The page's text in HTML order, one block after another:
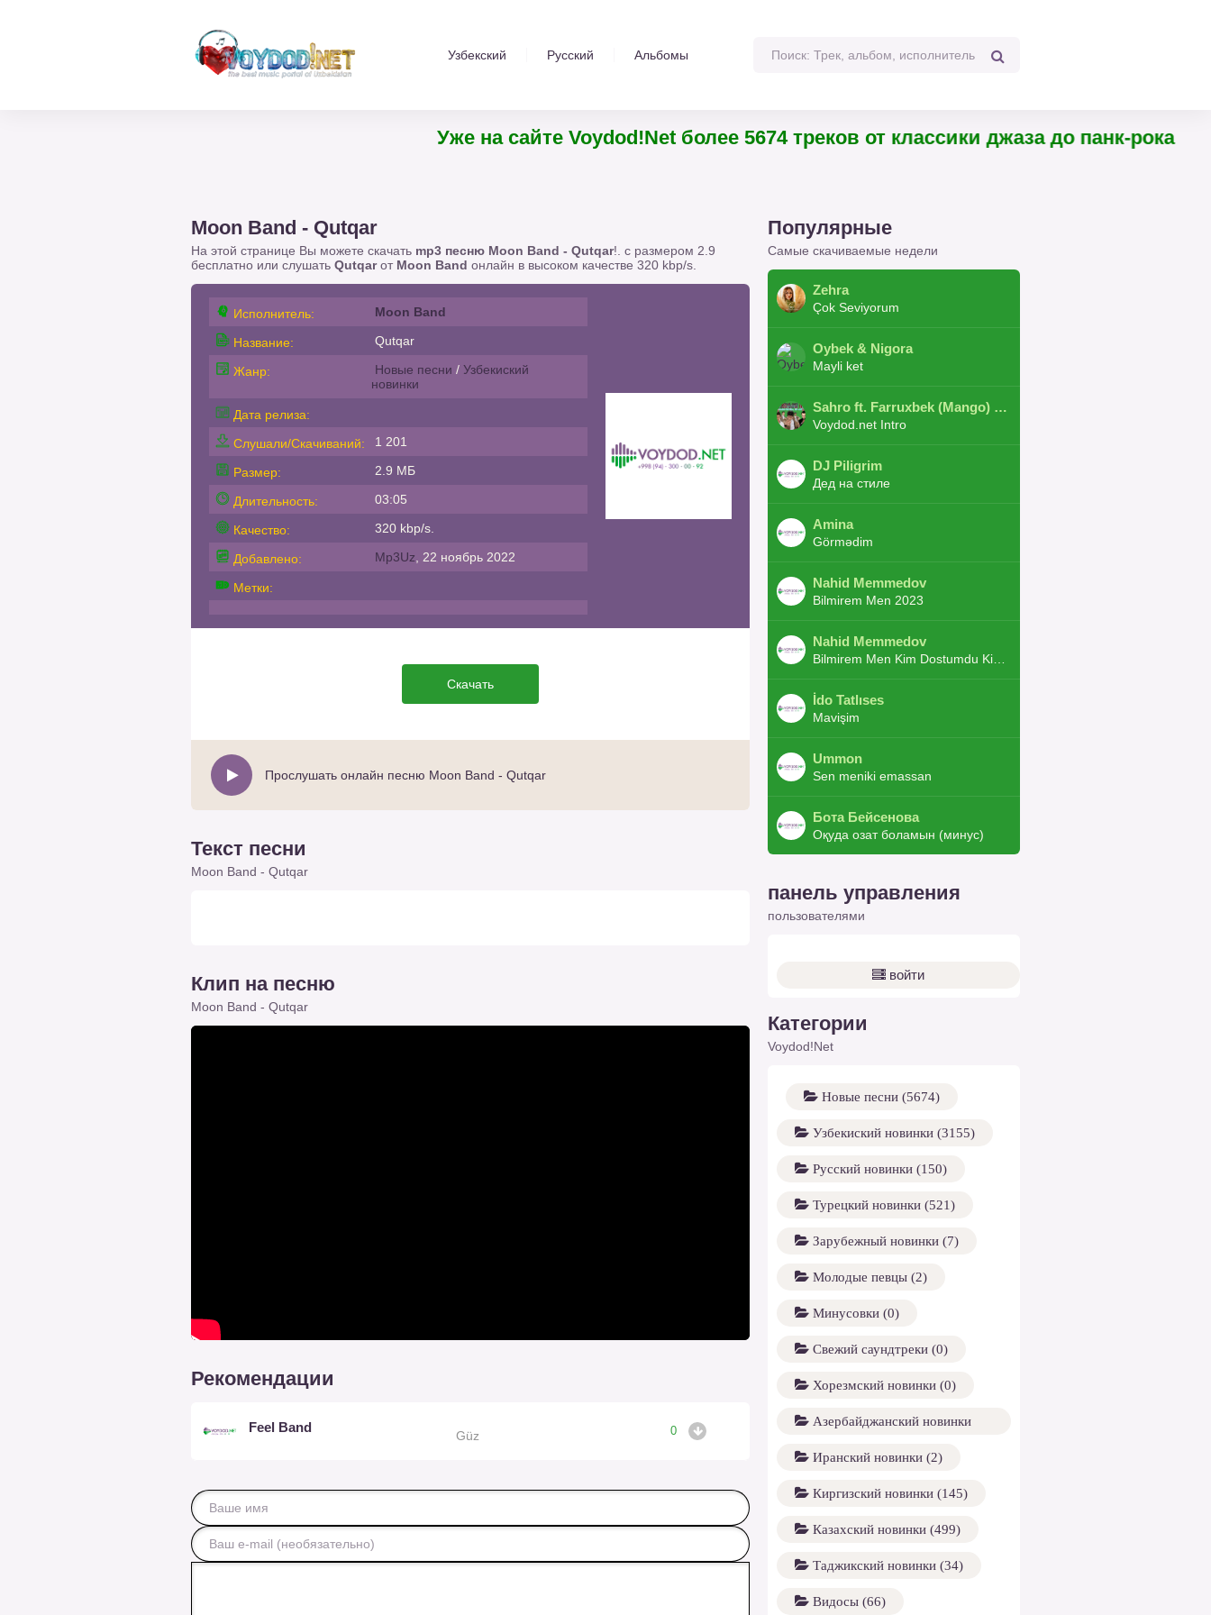
Узбекский Русский Альбомы
Уже на сайте Voydod!Net более 5674 треков от классики джаза до панк-рока
Moon Band - Qutqar
На этой странице Вы можете скачать mp3 песню Moon Band - Qutqar!. с размером 2.9
бесплатно или слушать Qutqarот Moon Band онлайн в высоком качестве 320 kbp/s.
Исполнитель: Moon Band
Название: Qutqar
Жанр: Новые песни / Узбекиский
новинки
Дата релиза:
Слушали/Скачиваний:
1 201
Размер: 2.9 МБ
Длительность: 03:05
Качество: 320 kbp/s.
Добавлено: Mp3Uz , 22 ноябрь 2022
Метки:
Скачать
Прослушать онлайн песню Moon Band - Qutqar
Текст песни
Moon Band - Qutqar
Клип на песню
Moon Band - Qutqar
Рекомендации
Feel Band
Güz 0
Популярные
Самые скачиваемые недели
Zehra
Çok Seviyorum
Oybek & Nigora
Mayli ket
Sahro ft. Farruxbek (Mango) ft. Shaxboz ft. Navruz and Zarba ft. DJ.JoHa
Voydod.net Intro
DJ Piligrim
Дед на стиле
Amina
Görmədim
Nahid Memmedov
Bilmirem Men 2023
Nahid Memmedov
İdo Tatlıses
Mavişim
Ummon
Sen meniki emassan
Бота Бейсенова
Оқуда озат боламын (минус)
панель управления
пользователями
войти
Категории
Voydod!Net
Новые песни (5674)
Узбекиский новинки (3155)
Русский новинки (150)
Турецкий новинки (521)
Зарубежный новинки (7)
Молодые певцы (2)
Минусовки (0)
Свежий саундтреки (0)
Хорезмский новинки (0)
Азербайджанский новинки
(1158)
Иранский новинки (2)
Киргизский новинки (145)
Казахский новинки (499)
Таджикский новинки (34)
Видосы (66)